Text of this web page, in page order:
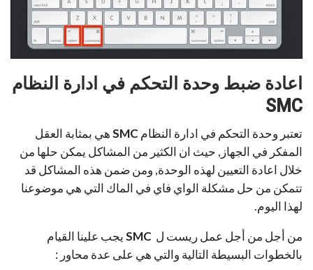
اعادة ضبط وحدة التحكم في ادارة النظام
SMC
تعتبر وحدة التحكم في ادارة النظام SMCهي بمثابة العقل
المفكر في الجهاز, حيث ان الكثير من المشاكل يمكن حلها من
خلال اعادة التعيين لهذه الوحدة, ومن ضمن هذه المشاكل قد
تتمكن من حل مشكلة الواي فاي في الماك التي هي موضوعنا
لهذا اليوم.
من أجل من أجل عمل ريست ل SMCيجب علينا القيام
بالخطوات البسيطة التالية والتي هي على عدة محاور :